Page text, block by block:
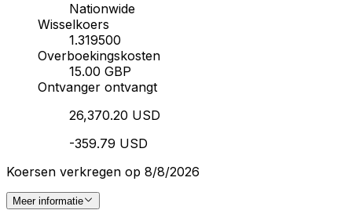
Nationwide
Wisselkoers
1.319500
Overboekingskosten
15.00 GBP
Ontvanger ontvangt
26,370.20 USD
-359.79 USD
Koersen verkregen op 8/8/2026
Meer informatie